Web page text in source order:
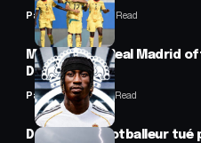
Panafrofoot2 Min Read
Mercato : Le Real Madrid
Diomandé
Panafrofoot1 Min Read
Drame : un footballeur tué